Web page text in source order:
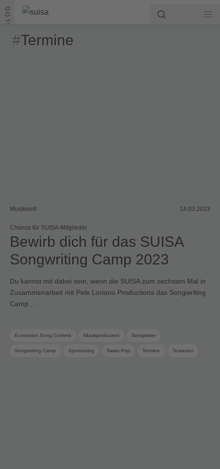
Zum Inhalt springen
BLOG
#Termine
Musikwelt 14.03.2023
Chance für SUISA-Mitglieder
Bewirb dich für das SUISA
Songwriting Camp 2023
Du kannst mit dabei sein, wenn die SUISA zum sechsten Mal in
Zusammenarbeit mit Pele Loriano Productions das Songwriting
Camp …
Eurovision Song Contest Musikproduzent Songwriter
Songwriting Camp Sponsoring Swiss Pop Termine Textautor